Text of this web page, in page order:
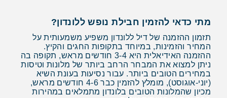
מתי כדאי להזמין חבילת נופש ללונדון?
תזמון ההזמנה של דיל ללונדון משפיע משמעותית על
המחיר והזמינות, במיוחד בתקופות החגים והקיץ.
ההזמנה האידיאלית היא 3-4 חודשים מראש, תקופה בה
ניתן למצוא את המבחר הרחב ביותר של מלונות וטיסות
במחירים הטובים ביותר. עבור נסיעות בעונת השיא
(יוני-אוגוסט), מומלץ להזמין כבר 4-6 חודשים מראש,
מכיון שהמלונות הטובים בלונדון מתמלאים במהירות